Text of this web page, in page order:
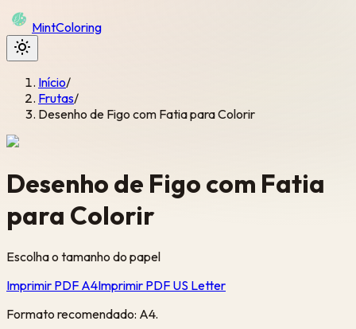
MintColoring
Início/
Frutas/
Desenho de Figo com Fatia para Colorir
Desenho de Figo com Fatia
para Colorir
Escolha o tamanho do papel
Imprimir PDF A4Imprimir PDF US Letter
Formato recomendado: A4.